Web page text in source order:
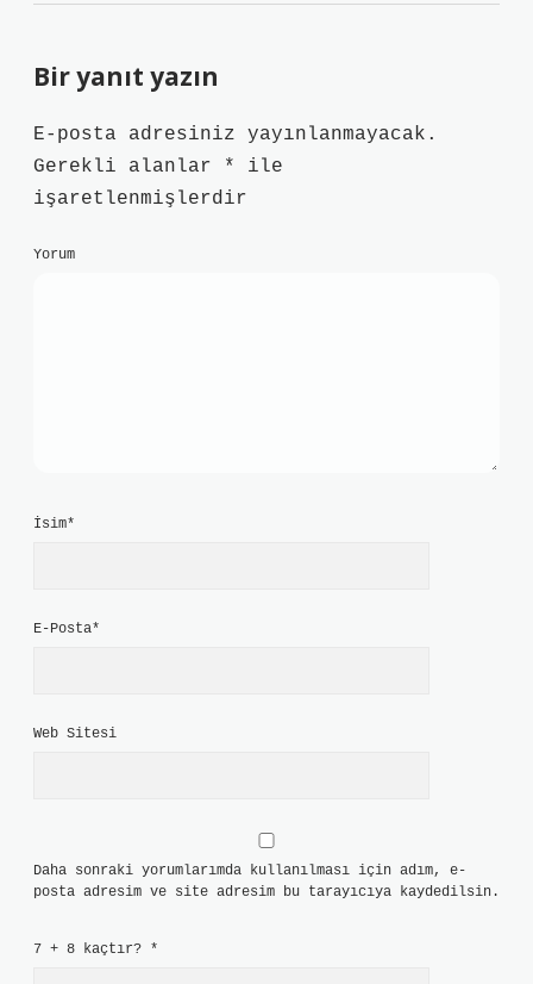
Bir yanıt yazın
E-posta adresiniz yayınlanmayacak.
Gerekli alanlar
*
ile
işaretlenmişlerdir
Yorum
İsim*
E-Posta*
Web Sitesi
Daha sonraki yorumlarımda kullanılması için adım, e-
posta adresim ve site adresim bu tarayıcıya kaydedilsin.
7 + 8 kaçtır? *